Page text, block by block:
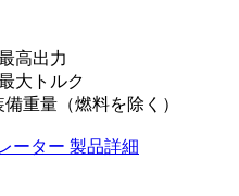
高出力
大トルク
備重量（燃料を除く）
ーター 製品詳細